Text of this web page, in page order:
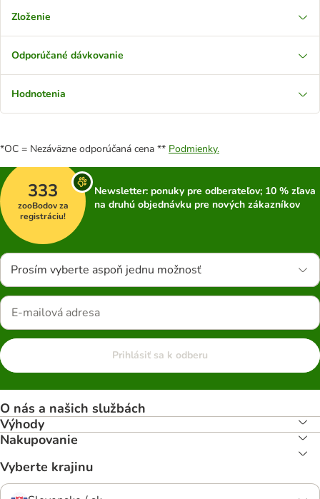
Zloženie
Odporúčané dávkovanie
Hodnotenia
*OC = Nezáväzne odporúčaná cena ** Podmienky.
333
zooBodov za
registráciu!
Newsletter: ponuky pre odberateľov; 10 % zľava
na druhú objednávku pre nových zákazníkov
Prosím vyberte aspoň jednu možnosť
Prihlásiť sa k odberu
O nás a našich službách
Výhody
Nakupovanie
Vyberte krajinu